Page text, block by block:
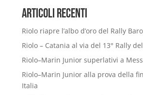
Articoli Recenti
Riolo riapre l’albo d’oro del Rally
Riolo – Catania al via del 13° Rally
Riolo–Marin Junior superlativi a
Riolo–Marin Junior alla prova della
Italia